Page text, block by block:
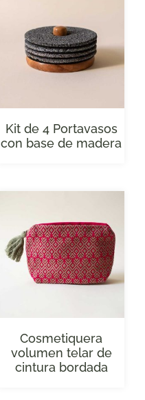
Kit de 4 Portavasos
con base de madera
Cosmetiquera
volumen telar de
cintura bordada